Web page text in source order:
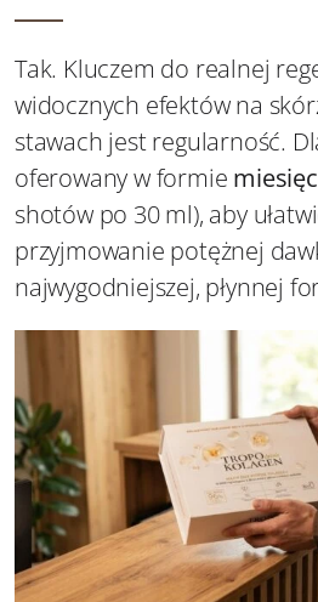
Tak. Kluczem do realnej
widocznych efektów na
stawach jest regularność.
oferowany w formie
shotów po 30 ml), aby
przyjmowanie potężnej
najwygodniejszej, płynnej